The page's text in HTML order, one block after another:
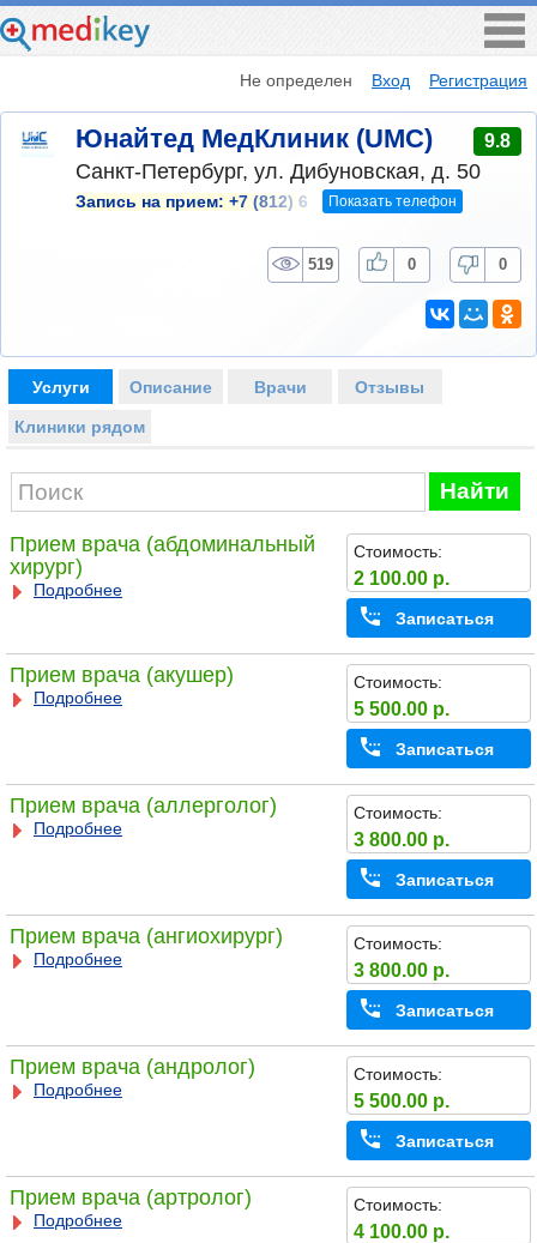
Не определен Вход Регистрация
Юнайтед МедКлиник (UMC) 9.8
Санкт-Петербург, ул. Дибуновская, д. 50
Запись на прием: +7 (812) 6 Показать телефон
519 0 0
Услуги Описание Врачи Отзывы
Клиники рядом
Найти
Прием врача (абдоминальный
хирург)
Подробнее
Стоимость:
2 100.00 р.
Записаться
Прием врача (акушер)
Подробнее
Стоимость:
5 500.00 р.
Записаться
Прием врача (аллерголог)
Подробнее
Стоимость:
3 800.00 р.
Записаться
Прием врача (ангиохирург)
Подробнее
Стоимость:
3 800.00 р.
Записаться
Прием врача (андролог)
Подробнее
Стоимость:
5 500.00 р.
Записаться
Прием врача (артролог)
Подробнее
Стоимость:
4 100.00 р.